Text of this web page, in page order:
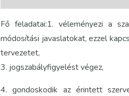
Fő feladatai:1. véleményezi a
módosítási javaslatokat, ezzel
tervezetet,
3. jogszabályfigyelést végez,
4. gondoskodik az érintett